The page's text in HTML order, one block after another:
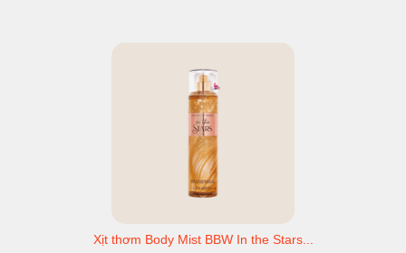
Xịt thơm Body Mist BBW In the Stars...